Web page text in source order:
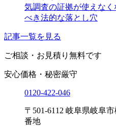
気調査の証拠が使えなく
べき法的な落とし穴
記事一覧を見る
ご相談・お見積り 無料です
安心価格・秘密厳守
0120-422-046
〒501-6112 岐阜県岐阜
番地